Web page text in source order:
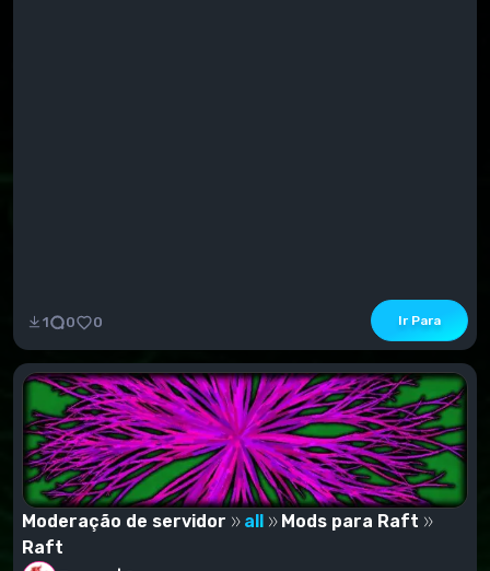
1 0 0 Ir Para
Moderação de servidor all
Mods para Raft
Raft